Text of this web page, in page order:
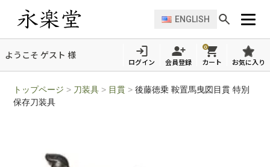
ENGLISH
ようこそ ゲスト 様
ログイン 会員登録
0
カート お気に入り
トップページ > 刀装具 > 目貫 >後藤徳乗 鞍置馬曳図目貫 特別
保存刀装具